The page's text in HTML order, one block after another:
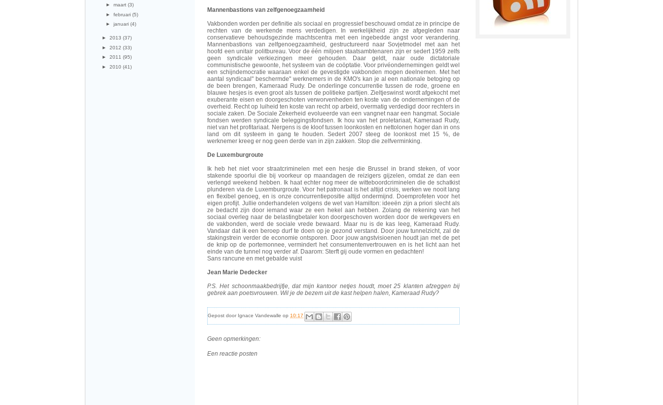
► maart (3)
► februari (5)
► januari (4)
► 2013 (37)
► 2012 (33)
► 2011 (95)
► 2010 (41)
Mannenbastions van zelfgenoegzaamheid
Vakbonden worden per definitie als sociaal en progressief beschouwd omdat ze in principe de
rechten van de werkende mens verdedigen. In werkelijkheid zijn ze afgegleden naar
conservatieve behoudsgezinde machtscentra met een ingebedde angst voor verandering.
Mannenbastions van zelfgenoegzaamheid, gestructureerd naar Sovjetmodel met aan het
hoofd een unitair politbureau. Voor de één miljoen staatsambtenaren zijn er sedert 1959 zelfs
geen syndicale verkiezingen meer gehouden. Daar geldt, naar oude dictatoriale
communistische gewoonte, het systeem van de coöptatie. Voor privéondernemingen geldt wel
een schijndemocratie waaraan enkel de gevestigde vakbonden mogen deelnemen. Met het
aantal syndicaal" beschermde" werknemers in de KMO's kan je al een nationale betoging op
de been brengen, Kameraad Rudy. De onderlinge concurrentie tussen de rode, groene en
blauwe hesjes is even groot als tussen de politieke partijen. Zieltjeswinst wordt afgekocht met
exuberante eisen en doorgeschoten verworvenheden ten koste van de ondernemingen of de
overheid. Recht op luiheid ten koste van recht op arbeid, overmatig verdedigd door rechters in
sociale zaken. De Sociale Zekerheid evolueerde van een vangnet naar een hangmat. Sociale
fondsen werden syndicale beleggingsfondsen. Ik hou van het proletariaat, Kameraad Rudy,
niet van het profitariaat. Nergens is de kloof tussen loonkosten en nettolonen hoger dan in ons
land om dit systeem in gang te houden. Sedert 2007 steeg de loonkost met 15 %, de
werknemer kreeg er nog geen derde van in zijn zakken. Stop die zelfverminking.
De Luxemburgroute
Ik heb het niet voor straatcriminelen met een hesje die Brussel in brand steken, of voor
stakende spoorlui die bij voorkeur op maandagen de reizigers gijzelen, omdat ze dan een
verlengd weekend hebben. Ik haat echter nog meer de witteboordcriminelen die de schatkist
plunderen via de Luxemburgroute. Voor het patronaat is het altijd crisis, werken we nooit lang
en flexibel genoeg, en is onze concurrentiepositie altijd ondermijnd. Doemprofeten voor het
eigen profijt. Jullie onderhandelen volgens de wet van Hamilton: ideeën zijn a priori slecht als
ze bedacht zijn door iemand waar ze een hekel aan hebben. Zolang de rekening van het
sociaal overleg naar de belastingbetaler kon doorgeschoven worden door de werkgevers en
de vakbonden, werd de sociale vrede bewaard. Maar nu is de kas leeg, Kameraad Rudy.
Vandaar dat ik een beroep durf te doen op je gezond verstand. Door jouw tunnelzicht, zal de
stakingstrein verder de economie ontsporen. Door jouw angstvisioenen houdt jan met de pet
de knip op de portemonnee, vermindert het consumentenvertrouwen en is het licht aan het
einde van de tunnel nog verder af. Daarom: Sterft gij oude vormen en gedachten!
Sans rancune en met gebalde vuist
Jean Marie Dedecker
P.S. Het schoonmaakbedrijfje, dat mijn kantoor netjes houdt, moet 25 klanten afzeggen bij
gebrek aan poetsvrouwen. Wil je de bezem uit de kast helpen halen, Kameraad Rudy?
Gepost door Ignace Vandewalle op 10:17
Geen opmerkingen:
Een reactie posten